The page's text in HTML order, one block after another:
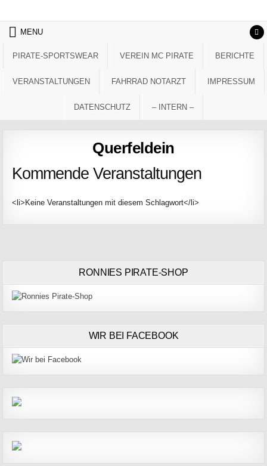
MENU
PIRATE-SPORTSWEAR VEREIN MC PIRATE BERICHTE
VERANSTALTUNGEN FAHRRAD NOTARZT IMPRESSUM
DATENSCHUTZ – INTERN –
Querfeldein
Kommende Veranstaltungen
<li>Keine Veranstaltungen mit diesem Schlagwort</li>
RONNIES PIRATE-SHOP
WIR BEI FACEBOOK